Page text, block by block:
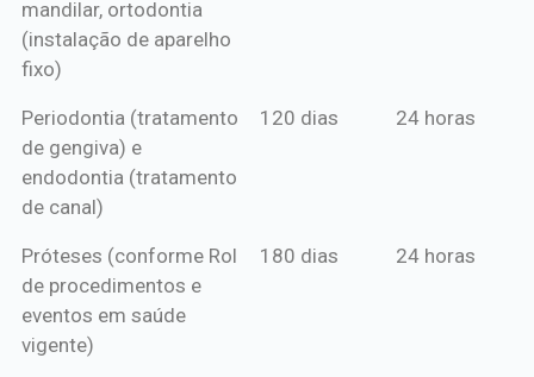
mandilar, ortodontia
(instalação de aparelho
fixo)
Periodontia (tratamento
de gengiva) e
endodontia (tratamento
de canal)
120 dias 24 horas
Próteses (conforme Rol
de procedimentos e
eventos em saúde
vigente)
180 dias 24 horas